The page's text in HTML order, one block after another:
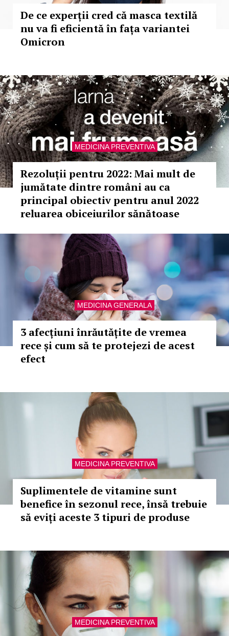
De ce experții cred că masca textilă
nu va fi eficientă în fața variantei
Omicron
MEDICINA PREVENTIVA
Rezoluții pentru 2022: Mai mult de
jumătate dintre români au ca
principal obiectiv pentru anul 2022
reluarea obiceiurilor sănătoase
MEDICINA GENERALA
3 afecțiuni înrăutățite de vremea
rece și cum să te protejezi de acest
efect
MEDICINA PREVENTIVA
Suplimentele de vitamine sunt
benefice în sezonul rece, însă trebuie
să eviți aceste 3 tipuri de produse
MEDICINA PREVENTIVA